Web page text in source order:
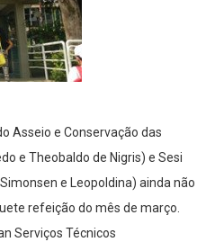
Asseio e Conservação das
e Theobaldo de Nigris) e Sesi
e Leopoldina) ainda não
refeição do mês de março.
Serviços Técnicos